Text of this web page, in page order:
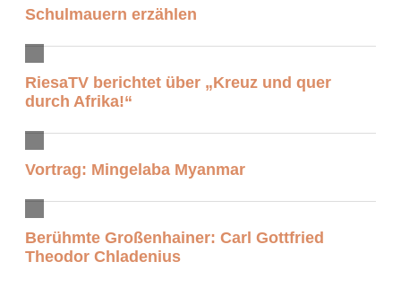
Schulmauern erzählen
RiesaTV berichtet über „Kreuz und quer
durch Afrika!“
Vortrag: Mingelaba Myanmar
Berühmte Großenhainer: Carl Gottfried
Theodor Chladenius